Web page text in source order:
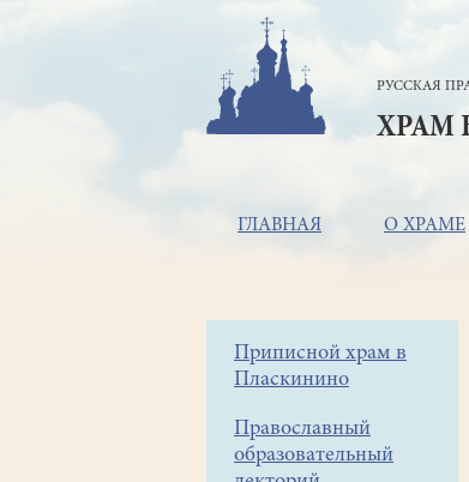
РУССКАЯ
ХРАМ
Основная
ГЛАВНАЯ О ХРАМЕ
Боковое
меню
Приписной храм в
Пласкинино
Православный
образовательный